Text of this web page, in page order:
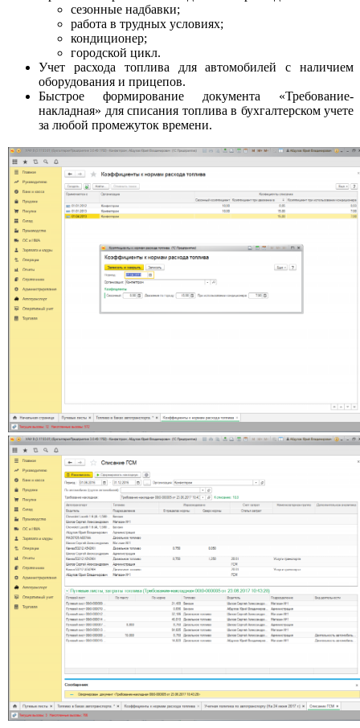
сезонные надбавки;
работа в трудных условиях;
кондиционер;
городской цикл.
Учет расхода топлива для автомобилей с наличием
оборудования и прицепов.
Быстрое формирование документа «Требование-
накладная» для списания топлива в бухгалтерском учете
за любой промежуток времени.